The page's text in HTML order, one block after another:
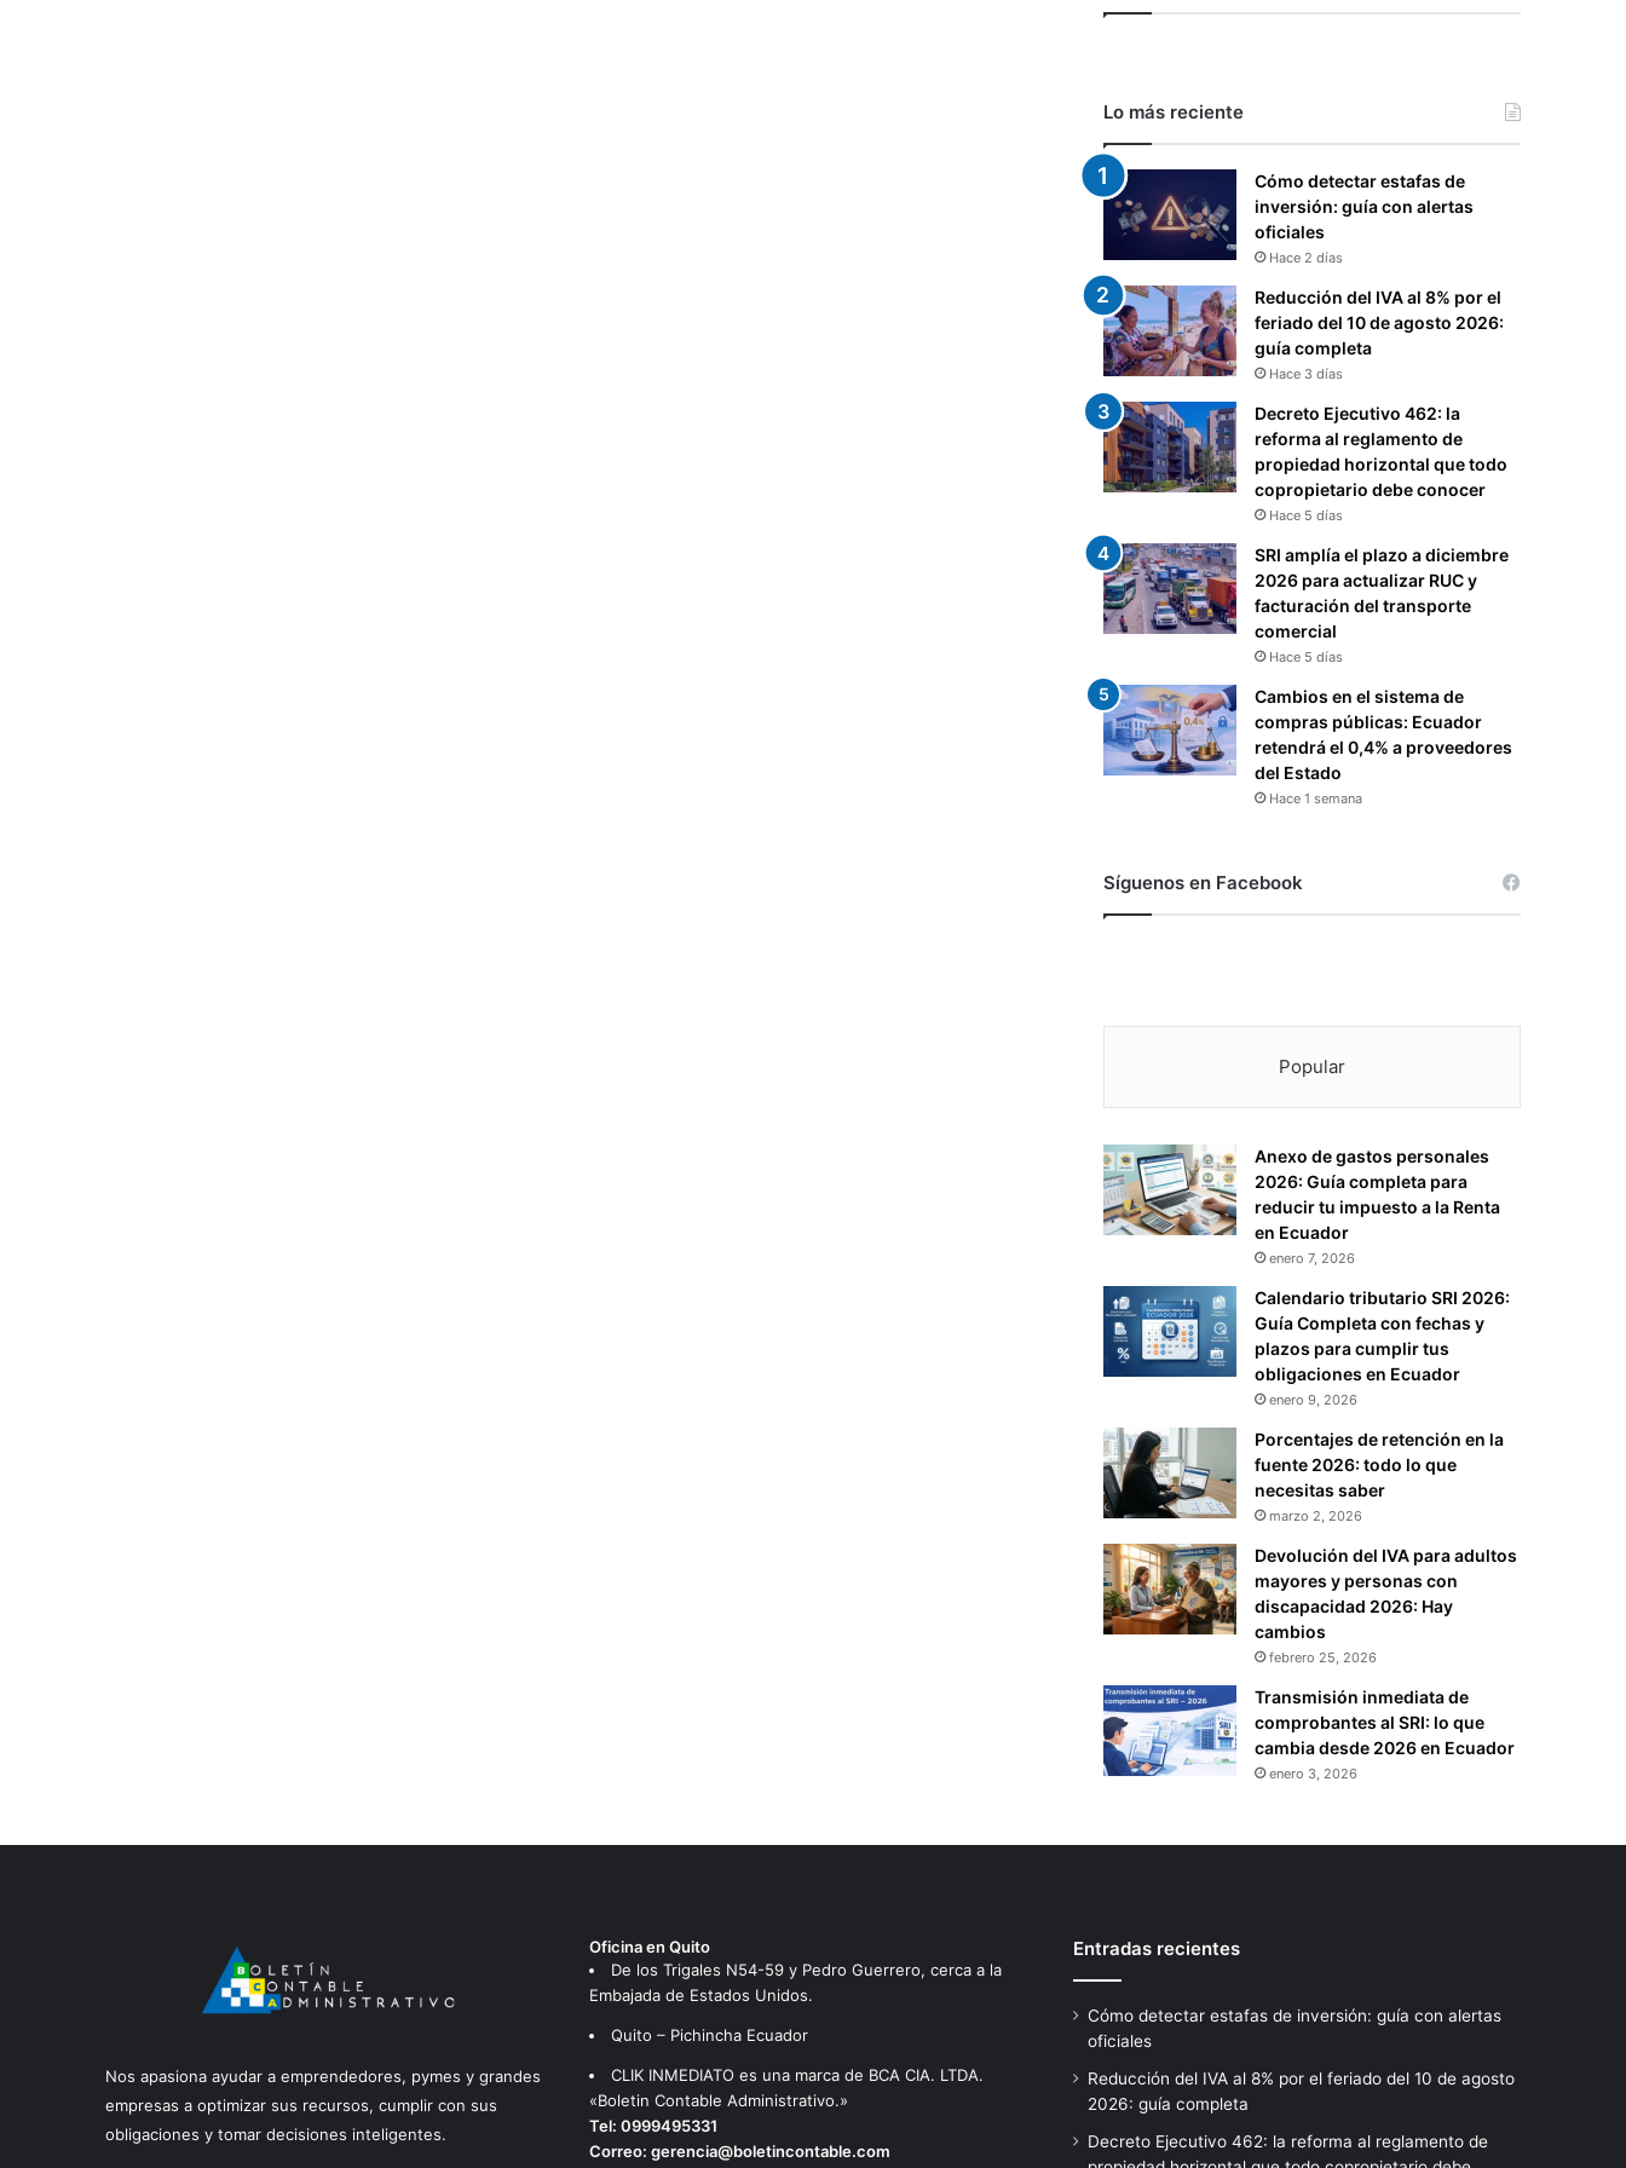
Lo más reciente
Cómo detectar estafas de
inversión: guía con alertas
oficiales
Hace 2 días
Reducción del IVA al 8% por el
feriado del 10 de agosto 2026:
guía completa
Hace 3 días
Decreto Ejecutivo 462: la
reforma al reglamento de
propiedad horizontal que todo
copropietario debe conocer
Hace 5 días
SRI amplía el plazo a diciembre
2026 para actualizar RUC y
facturación del transporte
comercial
Hace 5 días
Cambios en el sistema de
compras públicas: Ecuador
retendrá el 0,4% a proveedores
del Estado
Hace 1 semana
Síguenos en Facebook
Popular
Anexo de gastos personales
2026: Guía completa para
reducir tu impuesto a la Renta
en Ecuador
enero 7, 2026
Calendario tributario SRI 2026:
Guía Completa con fechas y
plazos para cumplir tus
obligaciones en Ecuador
enero 9, 2026
Porcentajes de retención en la
fuente 2026: todo lo que
necesitas saber
marzo 2, 2026
Devolución del IVA para adultos
mayores y personas con
discapacidad 2026: Hay
cambios
febrero 25, 2026
Transmisión inmediata de
comprobantes al SRI: lo que
cambia desde 2026 en Ecuador
enero 3, 2026
Nos apasiona ayudar a emprendedores, pymes y grandes
empresas a optimizar sus recursos, cumplir con sus
obligaciones y tomar decisiones inteligentes.
Oficina en Quito
De los Trigales N54-59 y Pedro Guerrero, cerca a la
Embajada de Estados Unidos.
Quito – Pichincha Ecuador
CLIK INMEDIATO es una marca de BCA CIA. LTDA.
«Boletin Contable Administrativo.»
Tel: 0999495331
Correo: gerencia@boletincontable.com
Entradas recientes
Cómo detectar estafas de inversión: guía con alertas
oficiales
Reducción del IVA al 8% por el feriado del 10 de agosto
2026: guía completa
Decreto Ejecutivo 462: la reforma al reglamento de